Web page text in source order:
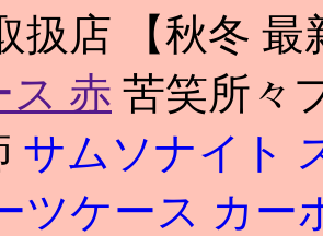
扱店 【秋冬
ス 赤 苦笑所々
サムソナイト
ツケース カー